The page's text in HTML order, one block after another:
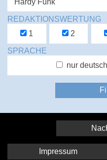
REDAKTIONSWERTUNG
1
2
SPRACHE
nur
Impressum